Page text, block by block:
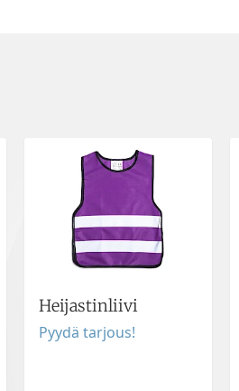
Heijastinliivi
Pyydä tarjous!